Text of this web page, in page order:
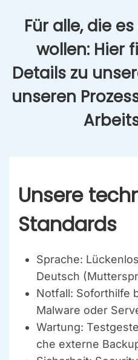
Für alle, die
wol­len: Hier
Details zu
unse­ren
Unse­re
Stan­dards
Spra­che:
Deutsch
Not­fall: Sofort­hil­fe
Mal­wa­re oder
War­tung:
che exter­ne